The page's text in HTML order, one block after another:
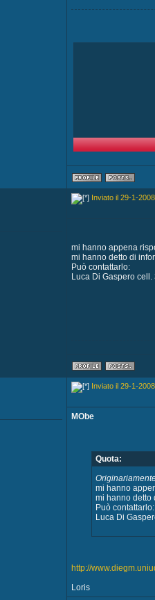
Inviato il 29-1-
mi hanno appena
mi hanno detto di
Può contattarlo:
Luca Di Gaspero
Inviato il 29-1-
MObe
Quota:
mi hanno
mi hanno detto
Può contattarlo:
Luca Di
http://
Loris